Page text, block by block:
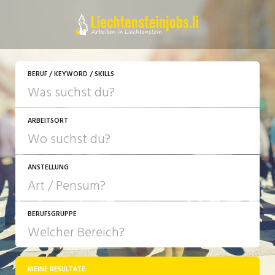
BERUF / KEYWORD / SKILLS
ARBEITSORT
ANSTELLUNG
JOB-TYP
Festanstellung
BERUFSGRUPPE
MEINE RESULTATE
JETZT BEWERBEN